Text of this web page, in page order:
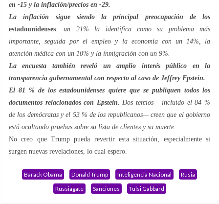
en -15 y la inflación/precios en -29.
La inflación sigue siendo la principal preocupación de los
estadounidenses: un 21% la identifica como su problema más
importante, seguida por el empleo y la economía con un 14%, la
atención médica con un 10% y la inmigración con un 9%.
La encuesta también reveló un amplio interés público en la
transparencia gubernamental con respecto al caso de Jeffrey Epstein.
El 81 % de los estadounidenses quiere que se publiquen todos los
documentos relacionados con Epstein. Dos tercios —incluido el 84 %
de los demócratas y el 53 % de los republicanos— creen que el gobierno
está ocultando pruebas sobre su lista de clientes y su muerte.
No creo que Trump pueda revertir esta situación, especialmente si
surgen nuevas revelaciones, lo cual espero.
Barack Obama Donald Trump Inteligencia Nacional
Rusia
Russiagate
Sanciones Tulsi Gabbard